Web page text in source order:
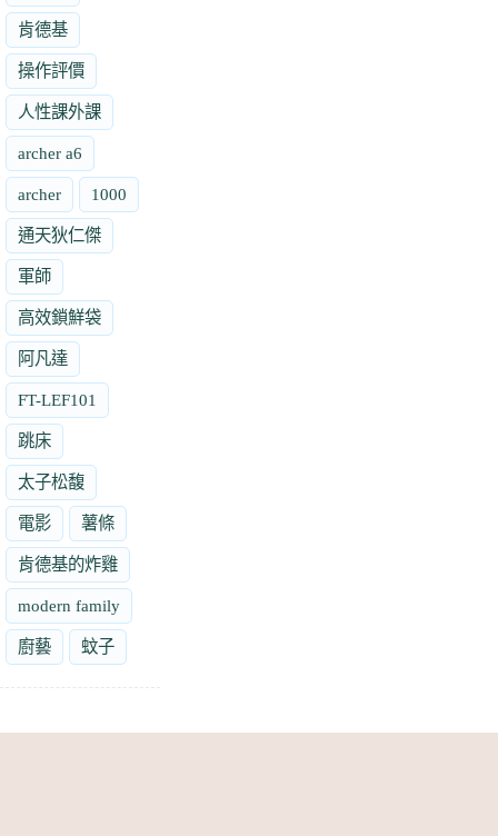
肯德基
操作評價
人性課外課
archer a6
archer 1000
通天狄仁傑
軍師
高效鎖鮮袋
阿凡達
FT-LEF101
跳床
太子松馥
電影 薯條
肯德基的炸雞
modern family
廚藝 蚊子